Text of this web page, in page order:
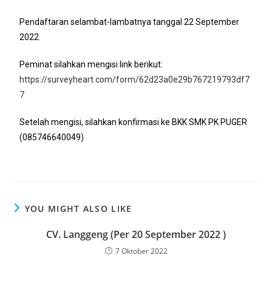
Pendaftaran selambat-lambatnya tanggal 22 September
2022
Peminat silahkan mengisi link berikut:
https://surveyheart.com/form/62d23a0e29b767219793df7
7
Setelah mengisi, silahkan konfirmasi ke BKK SMK PK PUGER
(085746640049)
YOU MIGHT ALSO LIKE
CV. Langgeng (Per 20 September 2022 )
7 Oktober 2022